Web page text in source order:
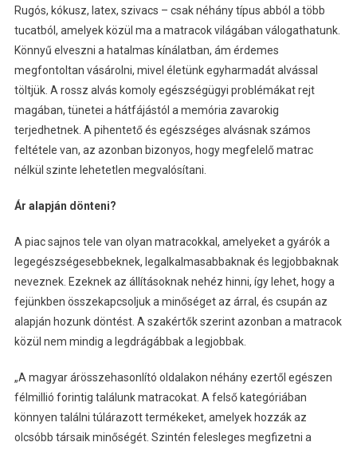
Rugós, kókusz, latex, szivacs – csak néhány típus abból a több
tucatból, amelyek közül ma a matracok világában válogathatunk.
Könnyű elveszni a hatalmas kínálatban, ám érdemes
megfontoltan vásárolni, mivel életünk egyharmadát alvással
töltjük. A rossz alvás komoly egészségügyi problémákat rejt
magában, tünetei a hátfájástól a memória zavarokig
terjedhetnek. A pihentető és egészséges alvásnak számos
feltétele van, az azonban bizonyos, hogy megfelelő matrac
nélkül szinte lehetetlen megvalósítani.
Ár alapján dönteni?
A piac sajnos tele van olyan matracokkal, amelyeket a gyárók a
legegészségesebbeknek, legalkalmasabbaknak és legjobbaknak
neveznek. Ezeknek az állításoknak nehéz hinni, így lehet, hogy a
fejünkben összekapcsoljuk a minőséget az árral, és csupán az
alapján hozunk döntést. A szakértők szerint azonban a matracok
közül nem mindig a legdrágábbak a legjobbak.
„A magyar árösszehasonlító oldalakon néhány ezertől egészen
félmillió forintig találunk matracokat. A felső kategóriában
könnyen találni túlárazott termékeket, amelyek hozzák az
olcsóbb társaik minőségét. Szintén felesleges megfizetni a